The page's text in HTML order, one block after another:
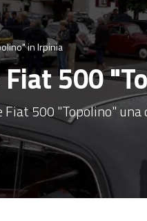
in Irpinia
500
500 "Topolino"